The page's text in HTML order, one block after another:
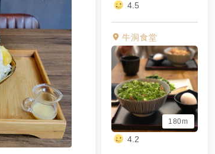
4.5
牛洞食堂
180m
4.2